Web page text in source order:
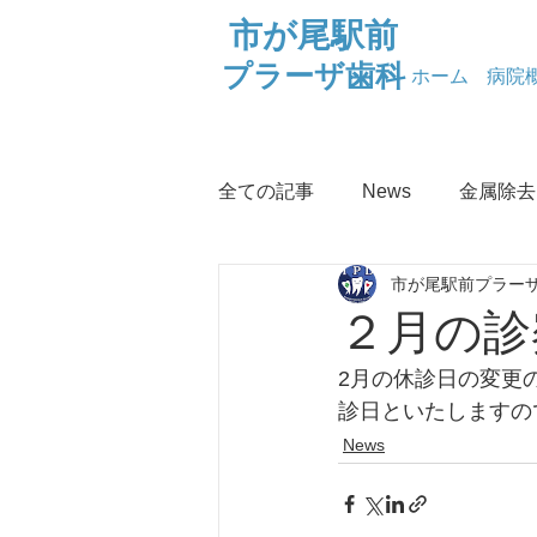
市が尾駅前
プラーザ歯科 ホーム 病院
全ての記事 News 金属除去
お口の健康 なぜなに金属
ロイテリ菌 健康情報
２月の
市が尾駅前プラー
2月の休診日の変更
診日といたします
News